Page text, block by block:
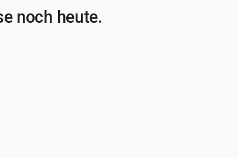
noch heute.